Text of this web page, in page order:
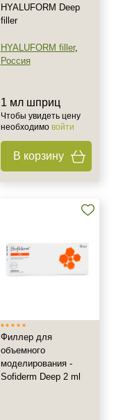
HYALUFORM Deep
filler
HYALUFORM filler,
Россия
1 мл шприц
Чтобы увидеть цену
необходимо войти
В корзину
Филлер для
объемного
моделирования -
Sofiderm Deep 2 ml